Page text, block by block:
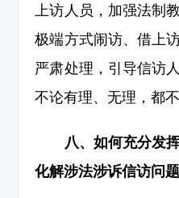
上访人员，加强法制
极端方式闹访、借上
严肃处理，引导信访
不论有理、无理，都
八、如何充分发
化解涉法涉诉信访问